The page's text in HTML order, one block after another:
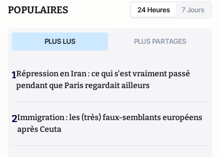
POPULAIRES 24 Heures 7 Jours
PLUS LUS PLUS PARTAGES
1Répression en Iran : ce qui s'est vraiment passé
pendant que Paris regardait ailleurs
2Immigration : les (très) faux-semblants européens
après Ceuta